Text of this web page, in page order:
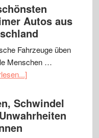
Autos aus
Fahrzeuge üben
Menschen …
Schwindel